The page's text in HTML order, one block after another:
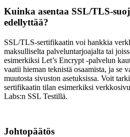
Kuinka asentaa SSL/TLS-
edellyttää?
SSL/TLS-sertifikaatin voi hankkia
maksulliselta palveluntarjoajalta tai
esimerkiksi Let’s Encrypt -palvelun
vaatii hieman teknistä osaamista, ja se
muutosta sivuston asetuksissa. Voit
sertifikaatin tilan esimerkiksi
Labs:n SSL Testillä.
Johtopäätös